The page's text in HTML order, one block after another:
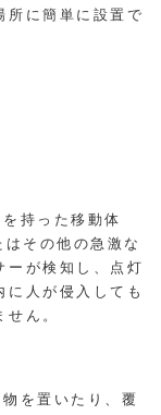
所に簡単に設置で
持った移動体
その他の急激な
ーが検知し、点灯
に人が侵入しても
ん。
を置いたり、覆